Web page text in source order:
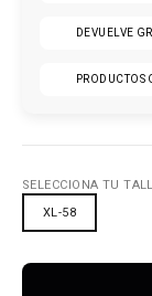
DEVUELVE
PRODUCTOS
SELECCIONA TU
XL-58